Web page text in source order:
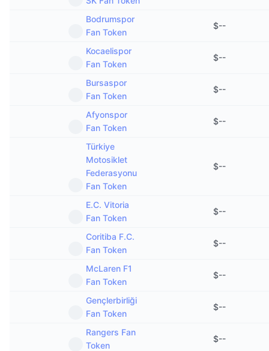
Bodrumspor
Fan Token
$--
Kocaelispor
Fan Token
$--
Bursaspor
Fan Token
$--
Afyonspor
Fan Token
$--
Türkiye
Motosiklet
Federasyonu
Fan Token
$--
E.C. Vitoria
Fan Token
$--
Coritiba F.C.
Fan Token
$--
McLaren F1
Fan Token
$--
Gençlerbirliği
Fan Token
$--
Rangers Fan
Token
$--